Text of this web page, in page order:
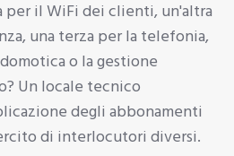
per il WiFi dei clienti, un'altra
una terza per la telefonia,
o la gestione
Un locale tecnico
degli abbonamenti
di interlocutori diversi.